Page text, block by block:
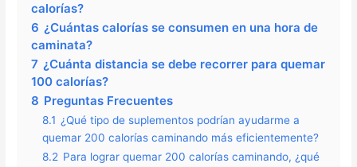
calorías?
6 ¿Cuántas calorías se consumen en una hora de
caminata?
7 ¿Cuánta distancia se debe recorrer para quemar
100 calorías?
8 Preguntas Frecuentes
8.1 ¿Qué tipo de suplementos podrían ayudarme a
quemar 200 calorías caminando más eficientemente?
8.2 Para lograr quemar 200 calorías caminando, ¿qué